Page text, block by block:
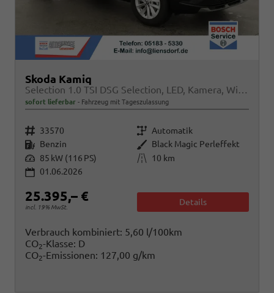
Skoda Kamiq
Selection 1.0 TSI DSG Selection, LED, Kamera, Winter, Ladeboden, 16-Zoll, 4.J-Garantie
sofort lieferbar Fahrzeug mit Tageszulassung
Fahrzeugnr. 33570 Getriebe Automatik
Kraftstoff Benzin Außenfarbe Black Magic Perleffekt
Leistung 85 kW (116 PS) Kilometerstand
10 km
01.06.2026
25.395,– €
incl. 19% MwSt.
Details
Verbrauch kombiniert: 5,60 l/100km
CO2-Klasse: D
CO2-Emissionen: 127,00 g/km